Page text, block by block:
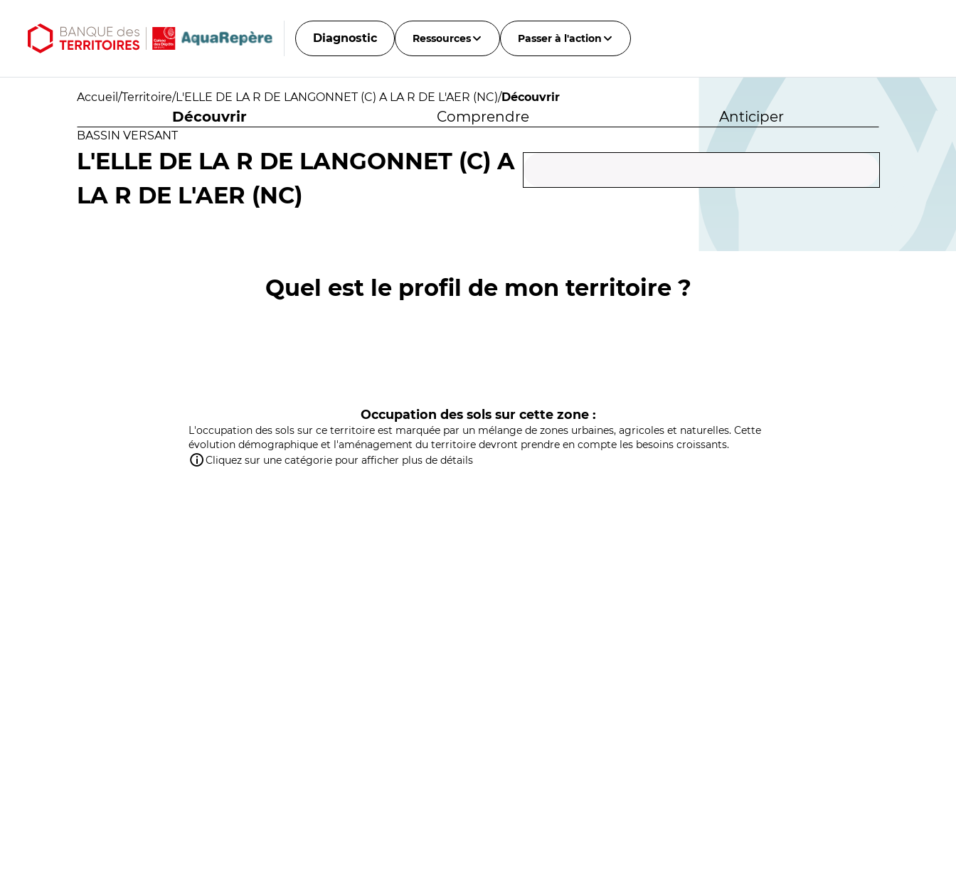
Diagnostic Ressources Passer à l'action
Accueil /Territoire/L'ELLE DE LA R DE LANGONNET (C) A LA R DE L'AER (NC)/Découvrir
Découvrir Comprendre Anticiper
BASSIN VERSANT
L'ELLE DE LA R DE LANGONNET (C) A
LA R DE L'AER (NC)
Quel est le profil de mon territoire ?
Occupation des sols sur cette zone :
L'occupation des sols sur ce territoire est marquée par un mélange de zones urbaines, agricoles et naturelles. Cette
évolution démographique et l'aménagement du territoire devront prendre en compte les besoins croissants.
Cliquez sur une catégorie pour afficher plus de détails